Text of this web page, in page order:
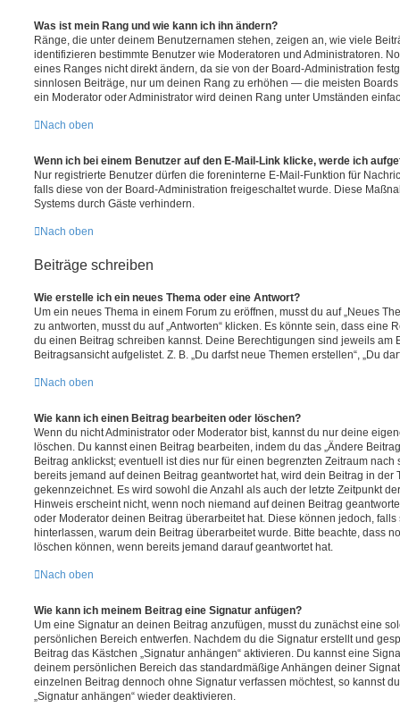
Was ist mein Rang und wie kann ich ihn ändern?
Ränge, die unter deinem Benutzernamen stehen, zeigen an, wie viele
identifizieren bestimmte Benutzer wie Moderatoren und Administratoren.
eines Ranges nicht direkt ändern, da sie von der Board-Administration
sinnlosen Beiträge, nur um deinen Rang zu erhöhen — die meisten
ein Moderator oder Administrator wird deinen Rang unter Umständen
Nach oben
Wenn ich bei einem Benutzer auf den E-Mail-Link klicke, werde ich
Nur registrierte Benutzer dürfen die foreninterne E-Mail-Funktion für
falls diese von der Board-Administration freigeschaltet wurde. Diese
Systems durch Gäste verhindern.
Nach oben
Beiträge schreiben
Wie erstelle ich ein neues Thema oder eine Antwort?
Um ein neues Thema in einem Forum zu eröffnen, musst du auf „Neues
zu antworten, musst du auf „Antworten“ klicken. Es könnte sein, dass eine
du einen Beitrag schreiben kannst. Deine Berechtigungen sind jeweils am
Beitragsansicht aufgelistet. Z. B. „Du darfst neue Themen erstellen“, „Du
Nach oben
Wie kann ich einen Beitrag bearbeiten oder löschen?
Wenn du nicht Administrator oder Moderator bist, kannst du nur deine
löschen. Du kannst einen Beitrag bearbeiten, indem du das „Ändere
Beitrag anklickst; eventuell ist dies nur für einen begrenzten Zeitraum
bereits jemand auf deinen Beitrag geantwortet hat, wird dein Beitrag in der
gekennzeichnet. Es wird sowohl die Anzahl als auch der letzte Zeitpunkt
Hinweis erscheint nicht, wenn noch niemand auf deinen Beitrag
oder Moderator deinen Beitrag überarbeitet hat. Diese können jedoch,
hinterlassen, warum dein Beitrag überarbeitet wurde. Bitte beachte, dass
löschen können, wenn bereits jemand darauf geantwortet hat.
Nach oben
Wie kann ich meinem Beitrag eine Signatur anfügen?
Um eine Signatur an deinen Beitrag anzufügen, musst du zunächst eine
persönlichen Bereich entwerfen. Nachdem du die Signatur erstellt und
Beitrag das Kästchen „Signatur anhängen“ aktivieren. Du kannst eine
deinem persönlichen Bereich das standardmäßige Anhängen deiner
einzelnen Beitrag dennoch ohne Signatur verfassen möchtest, so kannst
„Signatur anhängen“ wieder deaktivieren.